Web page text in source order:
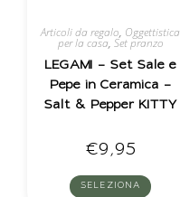
Articoli da regalo, Oggettistica
per la casa, Set pranzo
LEGAMI – Set Sale e
Pepe in Ceramica –
Salt & Pepper KITTY
€9,95
SELEZIONA